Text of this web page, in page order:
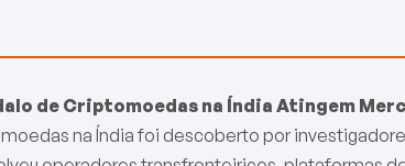
de Criptomoedas na Índia Atingem
na Índia foi descoberto por